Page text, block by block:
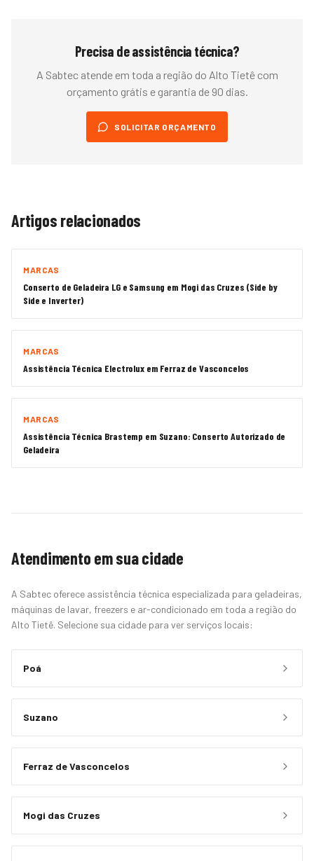
Precisa de assistência técnica?
A Sabtec atende em toda a região do Alto Tietêcom
orçamento grátis e garantia de 90 dias.
SOLICITAR ORÇAMENTO
Artigos relacionados
MARCAS
Conserto de Geladeira LG e Samsung em Mogi das Cruzes (Side by
Side e Inverter)
MARCAS
Assistência Técnica Electrolux em Ferraz de Vasconcelos
MARCAS
Assistência Técnica Brastemp em Suzano: Conserto Autorizado de
Geladeira
Atendimento em sua cidade
A Sabtec oferece assistência técnica especializada para geladeiras,
máquinas de lavar, freezers e ar-condicionado em toda a região do
Alto Tietê. Selecione sua cidade para ver serviços locais:
Poá
Suzano
Ferraz de Vasconcelos
Mogi das Cruzes